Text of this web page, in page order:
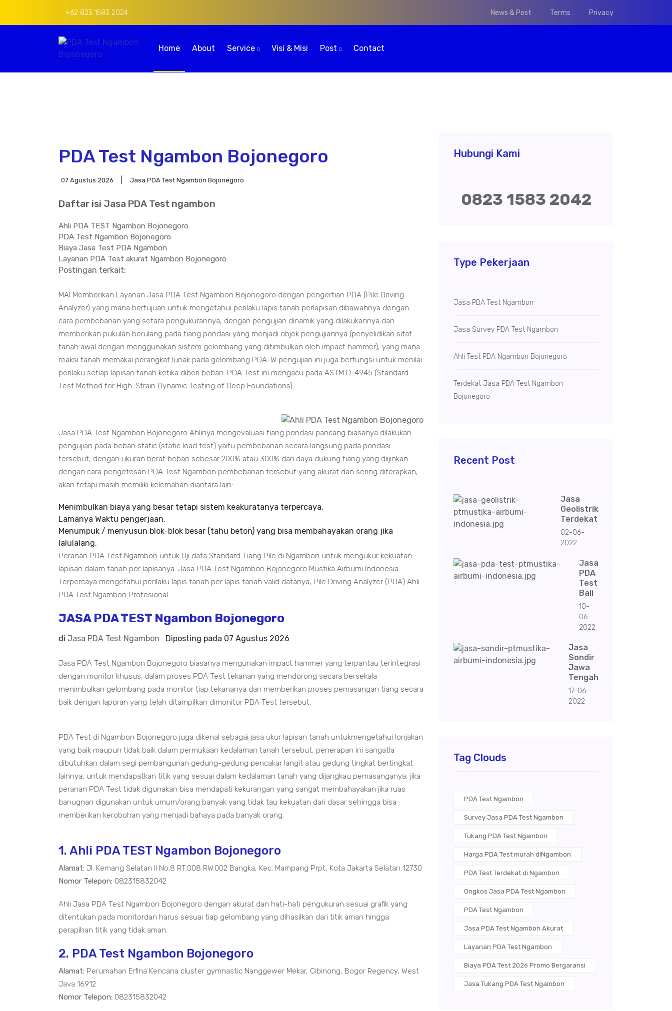
+62 823 1583 2024 News & Post Terms Privacy
Home About Service Visi & Misi Post Contact
PDA Test Ngambon Bojonegoro
07 Agustus 2026 Jasa PDA Test Ngambon Bojonegoro
Daftar isi Jasa PDA Test ngambon
Ahli PDA TEST Ngambon Bojonegoro
PDA Test Ngambon Bojonegoro
Biaya Jasa Test PDA Ngambon
Layanan PDA Test akurat Ngambon Bojonegoro
Postingan terkait:
MAI Memberikan Layanan Jasa PDA Test Ngambon Bojonegoro dengan pengertian PDA (Pile Driving
Analyzer) yang mana bertujuan untuk mengetahui perilaku lapis tanah perlapisan dibawahnya dengan
cara pembebanan yang setara pengukurannya, dengan pengujian dinamik yang dilakukannya dan
memberikan pukulan berulang pada tiang pondasi yang menjadi objek pengujiannya (penyelidikan sifat
tanah awal dengan menggunakan sistem gelombang yang ditimbulkan oleh impact hammer), yang mana
reaksi tanah memakai perangkat lunak pada gelombang PDA-W pengujian ini juga berfungsi untuk menilai
perilaku setiap lapisan tanah ketika diberi beban. PDA Test ini mengacu pada ASTM D-4945 (Standard
Test Method for High-Strain Dynamic Testing of Deep Foundations).
Jasa PDA Test Ngambon Bojonegoro Ahlinya mengevaluasi tiang pondasi pancang biasanya dilakukan
pengujian pada beban static (static load test) yaitu pembebanan secara langsung pada pondasi
tersebut, dengan ukuran berat beban sebesar 200% atau 300% dari daya dukung tiang yang diijinkan.
dengan cara pengetesan PDA Test Ngambon pembebanan tersebut yang akurat dan sering diterapkan,
akan tetapi masih memiliki kelemahan diantara lain:
Menimbulkan biaya yang besar tetapi sistem keakuratanya terpercaya.
Lamanya Waktu pengerjaan.
Menumpuk / menyusun blok-blok besar (tahu beton) yang bisa membahayakan orang jika
lalulalang.
Peranan PDA Test Ngambon untuk Uji data Standard Tiang Pile di Ngambon untuk mengukur kekuatan
lapisan dalam tanah per lapisanya. Jasa PDA Test Ngambon Bojonegoro Mustika Airbumi Indonesia
Terpercaya mengetahui perilaku lapis tanah per lapis tanah valid datanya, Pile Driving Analyzer (PDA) Ahli
PDA Test Ngambon Profesional.
JASA PDA TEST Ngambon Bojonegoro
di Jasa PDA Test Ngambon Diposting pada 07 Agustus 2026
Jasa PDA Test Ngambon Bojonegoro biasanya mengunakan impact hammer yang terpantau terintegrasi
dengan monitor khusus. dalam proses PDA Test tekanan yang mendorong secara bersekala
menimbulkan gelombang pada monitor tiap tekananya dan memberikan proses pemasangan tiang secara
baik dengan laporan yang telah ditampilkan dimonitor PDA Test tersebut.
PDA Test di Ngambon Bojonegoro juga dikenal sebagai jasa ukur lapisan tanah untukmengetahui lonjakan
yang baik maupun tidak baik dalam permukaan kedalaman tanah tersebut, penerapan ini sangatla
dibutuhkan dalam segi pembangunan gedung-gedung pencakar langit atau gedung tingkat bertingkat
lainnya, untuk mendapatkan titik yang sesuai dalam kedalaman tanah yang dijangkau pemasanganya, jika
peranan PDA Test tidak digunakan bisa mendapati kekurangan yang sangat membahayakan jika ruas
banugnan digunakan untuk umum/orang banyak yang tidak tau kekuatan dari dasar sehingga bisa
memberikan kerobohan yang menjadi bahaya pada banyak orang.
1. Ahli PDA TEST Ngambon Bojonegoro
Alamat: Jl. Kemang Selatan II No.8 RT.008 RW.002 Bangka, Kec. Mampang Prpt, Kota Jakarta Selatan 12730
Nomor Telepon: 082315832042
Ahli Jasa PDA Test Ngambon Bojonegoro dengan akurat dan hati-hati pengukuran sesuai grafik yang
ditentukan pada monitordan harus sesuai tiap gelombang yang dihasilkan dari titik aman hingga
perapihan titik yang tidak aman.
2. PDA Test Ngambon Bojonegoro
Alamat: Perumahan Erfina Kencana cluster gymnastic Nanggewer Mekar, Cibinong, Bogor Regency, West
Java 16912
Nomor Telepon: 082315832042
Hubungi Kami
0823 1583 2042
Type Pekerjaan
Jasa PDA Test Ngambon
Jasa Survey PDA Test Ngambon
Ahli Test PDA Ngambon Bojonegoro
Terdekat Jasa PDA Test Ngambon
Bojonegoro
Recent Post
Jasa
Geolistrik
Terdekat
02-06-
2022
Jasa
PDA
Test
Bali
10-
06-
2022
Jasa
Sondir
Jawa
Tengah
17-06-
2022
Tag Clouds
PDA Test Ngambon
Survey Jasa PDA Test Ngambon
Tukang PDA Test Ngambon
Harga PDA Test murah diNgambon
PDA Test Terdekat di Ngambon
Ongkos Jasa PDA Test Ngambon
PDA Test Ngambon
Jasa PDA Test Ngambon Akurat
Layanan PDA Test Ngambon
Biaya PDA Test 2026 Promo Bergaransi
Jasa Tukang PDA Test Ngambon